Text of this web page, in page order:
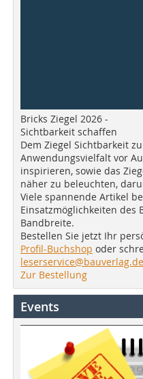
Bricks Ziegel 2026 -
Sichtbarkeit schaffen
Dem Ziegel Sichtbarkeit
Anwendungsvielfalt vor
inspirieren, sowie das
näher zu beleuchten,
Viele spannende Artikel
Einsatzmöglichkeiten des
Bandbreite.
Bestellen Sie jetzt Ihr
Profil-Buchshop oder
leserservice@bauverlag.de
Zur Bestellung
Events